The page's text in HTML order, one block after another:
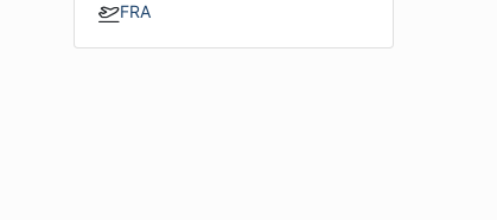
FRA